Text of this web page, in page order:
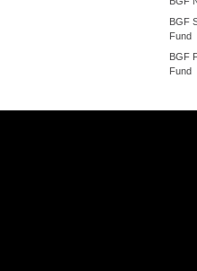
BGF
Fund
BGF
Fund